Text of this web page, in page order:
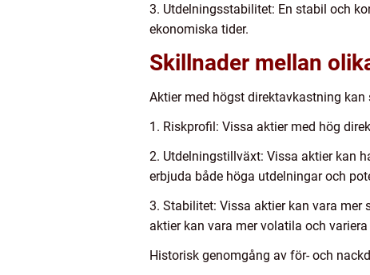
3. Utdelningsstabilitet: En stabil och
ekonomiska tider.
Skillnader mellan
Aktier med högst direktavkastning
1. Riskprofil: Vissa aktier med hög
2. Utdelningstillväxt: Vissa aktier kan
erbjuda både höga utdelningar och
3. Stabilitet: Vissa aktier kan vara
aktier kan vara mer volatila och
Historisk genomgång av för- och